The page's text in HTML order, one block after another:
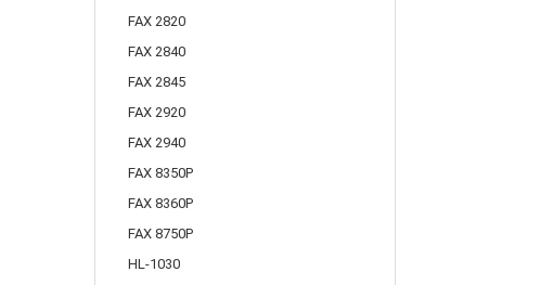
FAX 2820
FAX 2840
FAX 2845
FAX 2920
FAX 2940
FAX 8350P
FAX 8360P
FAX 8750P
HL-1030